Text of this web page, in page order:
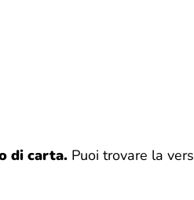
di carta. Puoi trovare la